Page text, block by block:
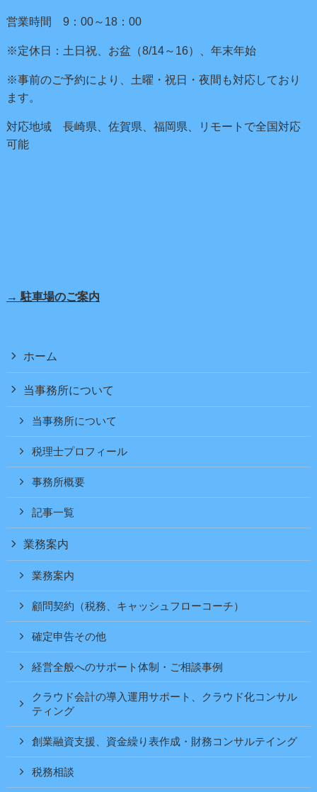
営業時間 9：00～18：00
※定休日：土日祝、お盆（8/14～16）、年末年始
※事前のご予約により、土曜・祝日・夜間も対応しており
ます。
対応地域 長崎県、佐賀県、福岡県、リモートで全国対応
可能
→ 駐車場のご案内
ホーム
当事務所について
当事務所について
税理士プロフィール
事務所概要
記事一覧
業務案内
業務案内
顧問契約（税務、キャッシュフローコーチ）
確定申告その他
経営全般へのサポート体制・ご相談事例
クラウド会計の導入運用サポート、クラウド化コンサル
ティング
創業融資支援、資金繰り表作成・財務コンサルテイング
税務相談